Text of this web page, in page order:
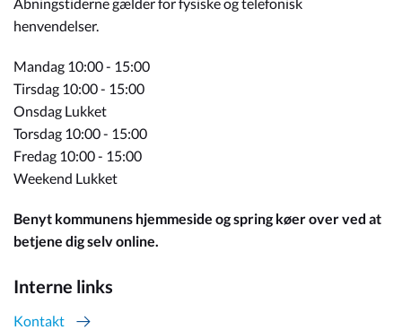
henvendelser.
Mandag 10:00 - 15:00
Tirsdag 10:00 - 15:00
Onsdag Lukket
Torsdag 10:00 - 15:00
Fredag 10:00 - 15:00
Weekend Lukket
Benyt kommunens hjemmeside og spring køer over ved at
betjene dig selv online.
Interne links
Kontakt